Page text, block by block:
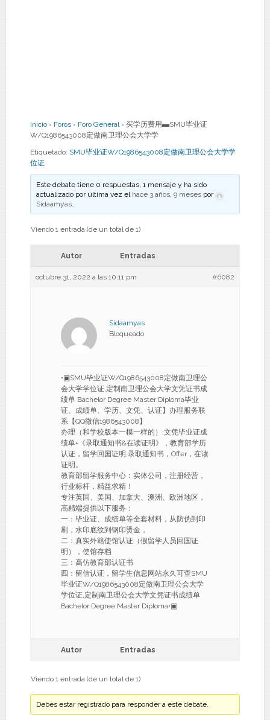
Inicio › Foros › Foro General › 买学历费用▬SMU毕业证
W/Q1986543008定做南卫理公会大学学
Etiquetado: SMU毕业证W/Q1986543008定做南卫理公会大学学
位证
Este debate tiene 0 respuestas, 1 mensaje y ha sido
actualizado por última vez el hace 3 años, 9 meses por
Sidaamyas.
Viendo 1 entrada (de un total de 1)
Autor Entradas
octubre 31, 2022 a las 10:11 pm #6082
Sidaamyas
Bloqueado
•▣SMU毕业证W/Q1986543008定做南卫理公
会大学学位证,定制南卫理公会大学文凭证书成
绩单 Bachelor Degree Master Diploma毕业
证、成绩单、学历、文凭、认证】办理服务联
系【QQ微信1986543008】
办理（和学校版本一模一样的）:文凭毕业证成
绩单+《录取通知书&在读证明》，教育部学历
认证，留学回国证明,录取通知书，Offer，在读
证明。
教育部留学服务中心：实体公司，注册经营，
行业标杆，精益求精！
专注英国、美国、加拿大、澳洲、欧洲地区，
高精端提供以下服务：
一：毕业证、成绩单等全套材料，从防伪到印
刷，水印底纹到钢印烫金，
二：真实外籍使馆认证（假留学人员回国证
明），使馆存档
三：高仿教育部认证书
四：留信认证，留学生信息网站永久可查SMU
毕业证W/Q1986543008定做南卫理公会大学
学位证,定制南卫理公会大学文凭证书成绩单
Bachelor Degree Master Diploma•▣
Autor Entradas
Viendo 1 entrada (de un total de 1)
Debes estar registrado para responder a este debate.